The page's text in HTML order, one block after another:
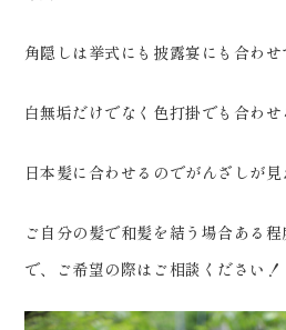
角隠しは挙式にも披露宴にも合わせ
白無垢だけでなく色打掛でも合わせ
日本髪に合わせるのでがんざしが
ご自分の髪で和髪を結う場合ある
で、ご希望の際はご相談ください！